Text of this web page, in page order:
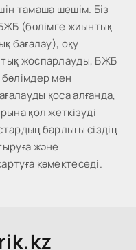
тамаша шешім. Біз
(бөлімге жиынтық
бағалау), оқу
жоспарлауды, БЖБ
мен
қоса алғанда,
қол жеткізуді
барлығы сіздің
және
көмектеседі.